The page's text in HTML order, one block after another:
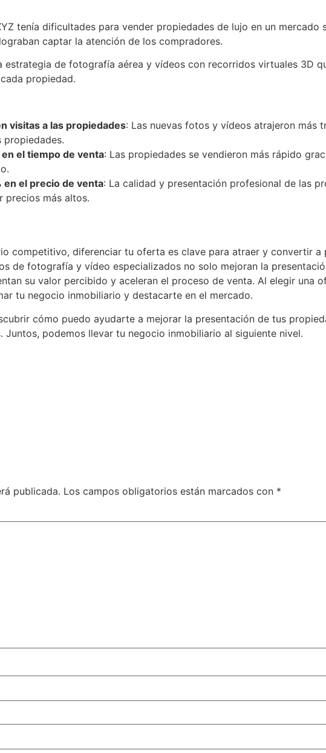
tenía dificultades para vender propiedades de lujo en un mercado
captar la atención de los compradores.
estrategia de fotografía aérea y vídeos con recorridos virtuales 3D
propiedad.
visitas a las propiedades: Las nuevas fotos y vídeos atrajeron más
propiedades.
el tiempo de venta: Las propiedades se vendieron más rápido
en el precio de venta: La calidad y presentación profesional de las
precios más altos.
competitivo, diferenciar tu oferta es clave para atraer y convertir a
de fotografía y vídeo especializados no solo mejoran la
su valor percibido y aceleran el proceso de venta. Al elegir una
tu negocio inmobiliario y destacarte en el mercado.
cómo puedo ayudarte a mejorar la presentación de tus
Juntos, podemos llevar tu negocio inmobiliario al siguiente nivel.
publicada. Los campos obligatorios están marcados con *